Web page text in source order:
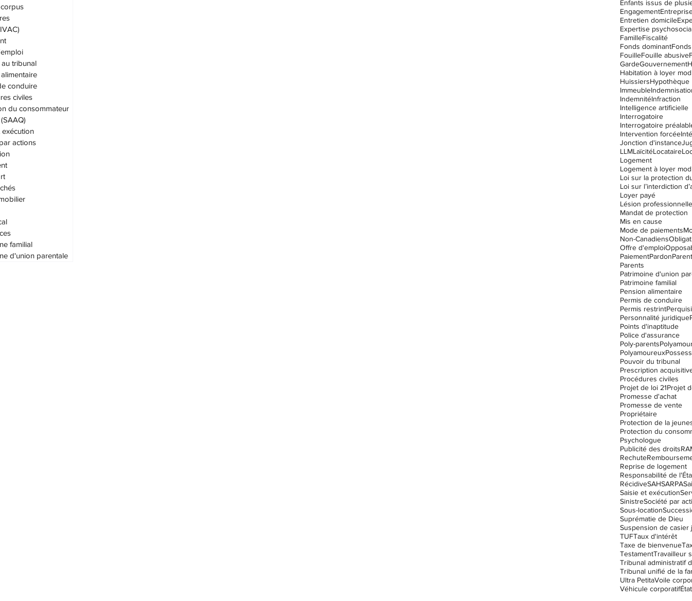
tribunal
conduire
civiles
du consommateur
exécution
actions
familial
d'union parentale
Engagement
Entretien domicile
Expertise
FamilleFiscalité
Fonds dominant
FouilleFouille abusive
GardeGouvernement
Habitation à loyer
HuissiersHypothèque
Immeuble
IndemnitéInfraction
Intelligence artificielle
Interrogatoire
Interrogatoire
Intervention forcée
Jonction d'instance
LLMLaïcitéLocataire
Logement
Logement à loyer
Loyer payé
Lésion professionnelle
Mandat de protection
Mis en cause
Mode de paiements
Non-Canadiens
Offre d'emploi
PaiementPardon
Parents
Patrimoine d'union
Patrimoine familial
Pension alimentaire
Permis de conduire
Permis restrint
Personnalité juridique
Points d'inaptitude
Police d'assurance
Poly-parents
Polyamoureux
Pouvoir du tribunal
Prescription
Procédures civiles
Projet de loi 21Projet
Promesse d'achat
Promesse de vente
Propriétaire
Protection de la
Protection du
Psychologue
Publicité des droits
Rechute
Reprise de logement
Responsabilité de
RécidiveSAHSARPA
Saisie et exécution
SinistreSociété par
Sous-location
Suprématie de Dieu
TUFTaux d'intérêt
Taxe de bienvenue
TestamentTravailleur
Tribunal unifié de la
Ultra PetitaVoile
Véhicule corporatifÉtat